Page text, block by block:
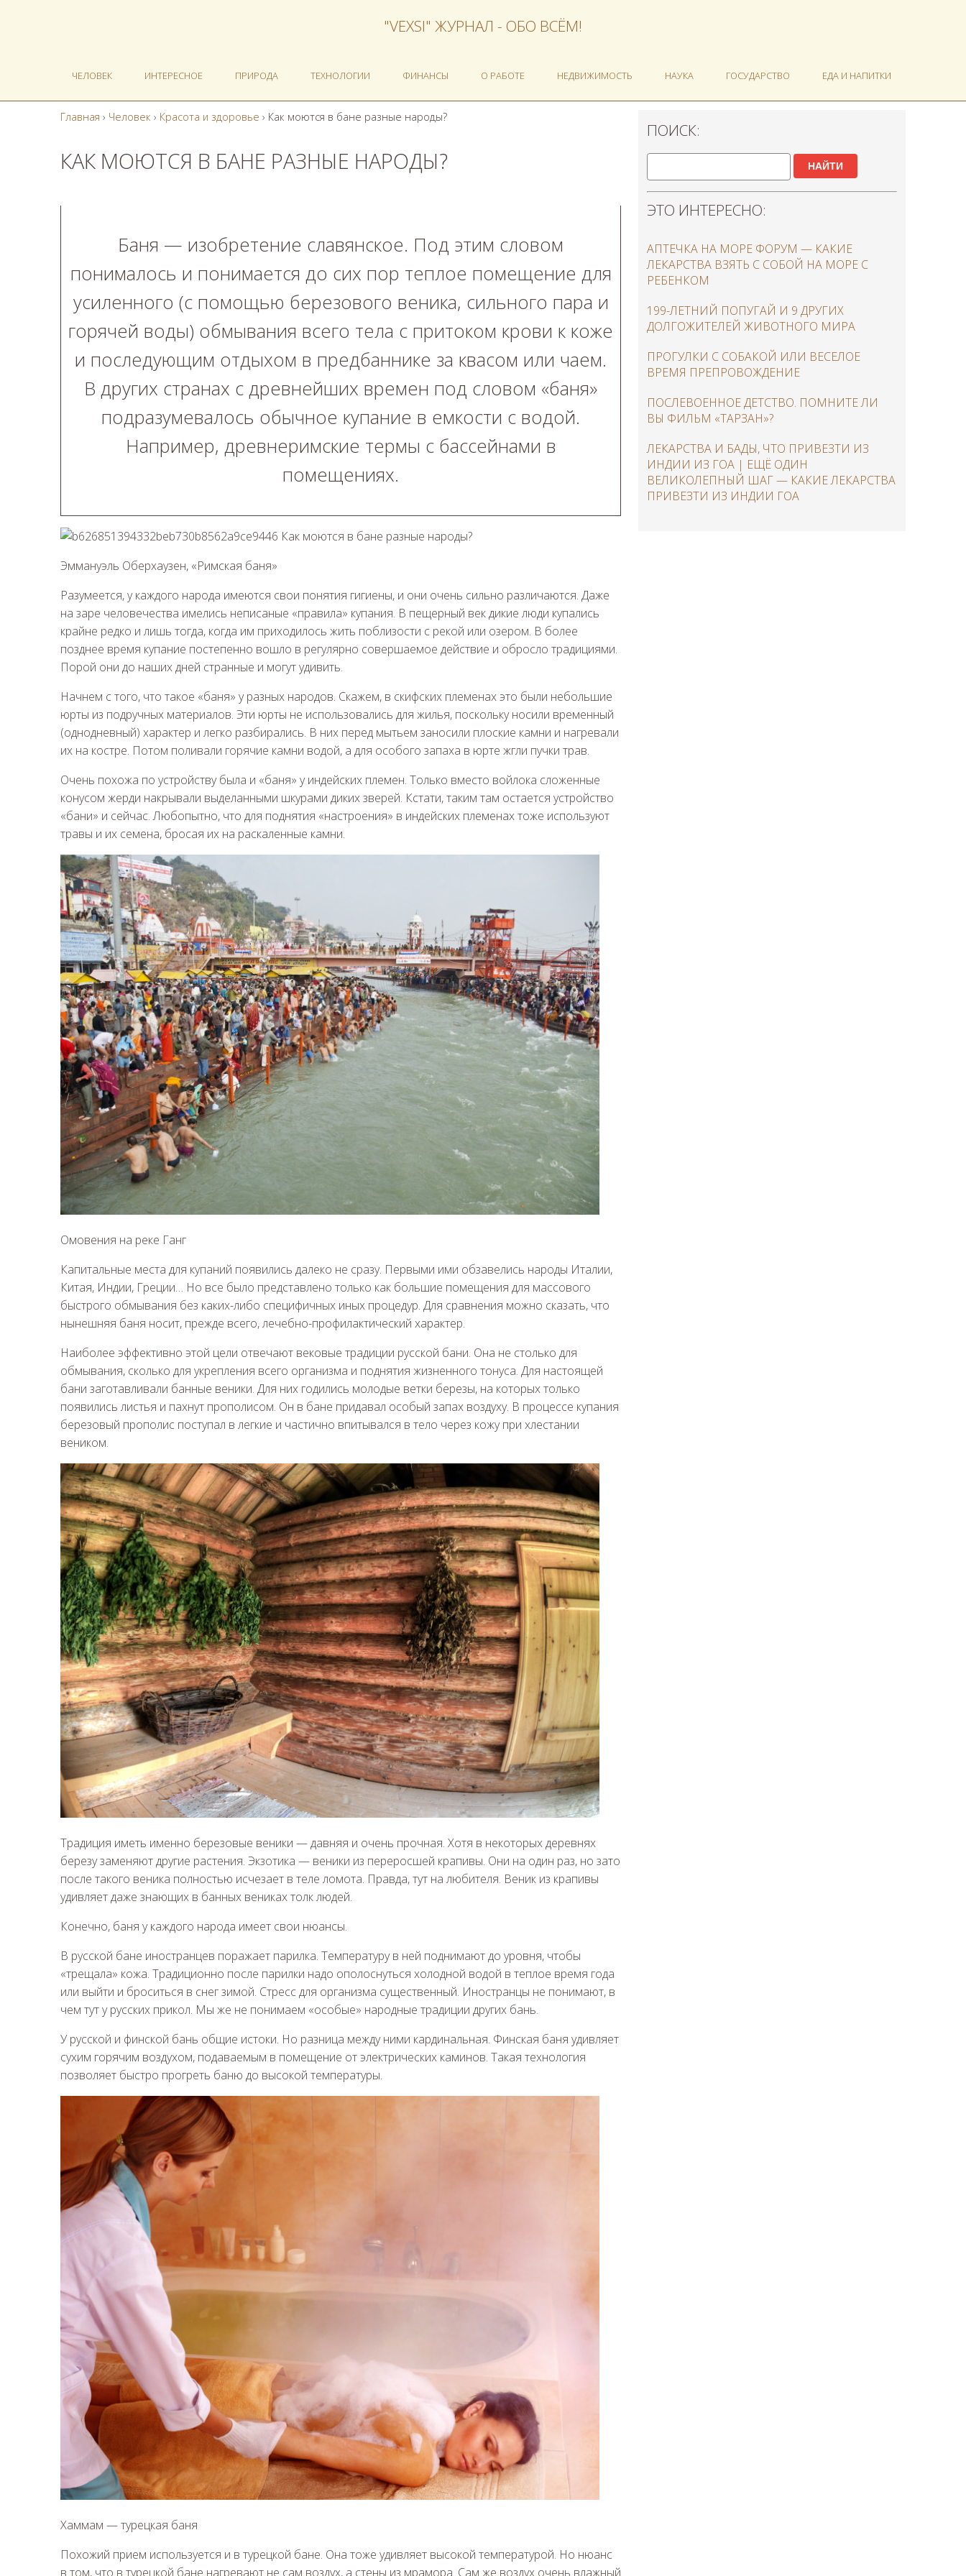
"VEXSI" ЖУРНАЛ - ОБО ВСЁМ!
ЧЕЛОВЕК ИНТЕРЕСНОЕ ПРИРОДА ТЕХНОЛОГИИ ФИНАНСЫ О РАБОТЕ НЕДВИЖИМОСТЬ НАУКА ГОСУДАРСТВО ЕДА И НАПИТКИ
Главная › Человек › Красота и здоровье › Как моются в бане разные народы?
КАК МОЮТСЯ В БАНЕ РАЗНЫЕ НАРОДЫ?
Баня — изобретение славянское. Под этим словом
понималось и понимается до сих пор теплое помещение для
усиленного (с помощью березового веника, сильного пара и
горячей воды) обмывания всего тела с притоком крови к коже
и последующим отдыхом в предбаннике за квасом или чаем.
В других странах с древнейших времен под словом «баня»
подразумевалось обычное купание в емкости с водой.
Например, древнеримские термы с бассейнами в
помещениях.
Эммануэль Оберхаузен, «Римская баня»
Разумеется, у каждого народа имеются свои понятия гигиены, и они очень сильно различаются. Даже
на заре человечества имелись неписаные «правила» купания. В пещерный век дикие люди купались
крайне редко и лишь тогда, когда им приходилось жить поблизости с рекой или озером. В более
позднее время купание постепенно вошло в регулярно совершаемое действие и обросло традициями.
Порой они до наших дней странные и могут удивить.
Начнем с того, что такое «баня» у разных народов. Скажем, в скифских племенах это были небольшие
юрты из подручных материалов. Эти юрты не использовались для жилья, поскольку носили временный
(однодневный) характер и легко разбирались. В них перед мытьем заносили плоские камни и нагревали
их на костре. Потом поливали горячие камни водой, а для особого запаха в юрте жгли пучки трав.
Очень похожа по устройству была и «баня» у индейских племен. Только вместо войлока сложенные
конусом жерди накрывали выделанными шкурами диких зверей. Кстати, таким там остается устройство
«бани» и сейчас. Любопытно, что для поднятия «настроения» в индейских племенах тоже используют
травы и их семена, бросая их на раскаленные камни.
Омовения на реке Ганг
Капитальные места для купаний появились далеко не сразу. Первыми ими обзавелись народы Италии,
Китая, Индии, Греции… Но все было представлено только как большие помещения для массового
быстрого обмывания без каких-либо специфичных иных процедур. Для сравнения можно сказать, что
нынешняя баня носит, прежде всего, лечебно-профилактический характер.
Наиболее эффективно этой цели отвечают вековые традиции русской бани. Она не столько для
обмывания, сколько для укрепления всего организма и поднятия жизненного тонуса. Для настоящей
бани заготавливали банные веники. Для них годились молодые ветки березы, на которых только
появились листья и пахнут прополисом. Он в бане придавал особый запах воздуху. В процессе купания
березовый прополис поступал в легкие и частично впитывался в тело через кожу при хлестании
веником.
Традиция иметь именно березовые веники — давняя и очень прочная. Хотя в некоторых деревнях
березу заменяют другие растения. Экзотика — веники из переросшей крапивы. Они на один раз, но зато
после такого веника полностью исчезает в теле ломота. Правда, тут на любителя. Веник из крапивы
удивляет даже знающих в банных вениках толк людей.
Конечно, баня у каждого народа имеет свои нюансы.
В русской бане иностранцев поражает парилка. Температуру в ней поднимают до уровня, чтобы
«трещала» кожа. Традиционно после парилки надо ополоснуться холодной водой в теплое время года
или выйти и броситься в снег зимой. Стресс для организма существенный. Иностранцы не понимают, в
чем тут у русских прикол. Мы же не понимаем «особые» народные традиции других бань.
У русской и финской бань общие истоки. Но разница между ними кардинальная. Финская баня удивляет
сухим горячим воздухом, подаваемым в помещение от электрических каминов. Такая технология
позволяет быстро прогреть баню до высокой температуры.
Хаммам — турецкая баня
Похожий прием используется и в турецкой бане. Она тоже удивляет высокой температурой. Но нюанс
в том, что в турецкой бане нагревают не сам воздух, а стены из мрамора. Сам же воздух очень влажный
ПОИСК:
НАЙТИ
ЭТО ИНТЕРЕСНО:
АПТЕЧКА НА МОРЕ ФОРУМ — КАКИЕ
ЛЕКАРСТВА ВЗЯТЬ С СОБОЙ НА МОРЕ С
РЕБЕНКОМ
199-ЛЕТНИЙ ПОПУГАЙ И 9 ДРУГИХ
ДОЛГОЖИТЕЛЕЙ ЖИВОТНОГО МИРА
ПРОГУЛКИ С СОБАКОЙ ИЛИ ВЕСЕЛОЕ
ВРЕМЯ ПРЕПРОВОЖДЕНИЕ
ПОСЛЕВОЕННОЕ ДЕТСТВО. ПОМНИТЕ ЛИ
ВЫ ФИЛЬМ «ТАРЗАН»?
ЛЕКАРСТВА И БАДЫ, ЧТО ПРИВЕЗТИ ИЗ
ИНДИИ ИЗ ГОА | ЕЩЁ ОДИН
ВЕЛИКОЛЕПНЫЙ ШАГ — КАКИЕ ЛЕКАРСТВА
ПРИВЕЗТИ ИЗ ИНДИИ ГОА